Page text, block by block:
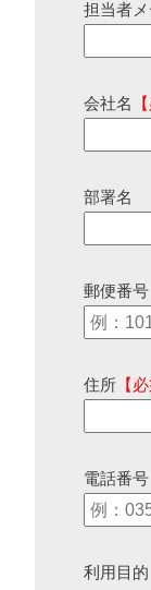
担当者メ
会社名
部署名
郵便番号
住所 【
電話番号
利用目的